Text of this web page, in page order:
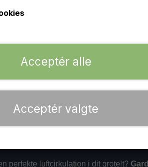
og leverer en ekstremt støjsvag
den skridsikre klemme, og slip af
perfekte luftcirkulation i dit grotelt?
Acceptér alle
Acceptér valgte